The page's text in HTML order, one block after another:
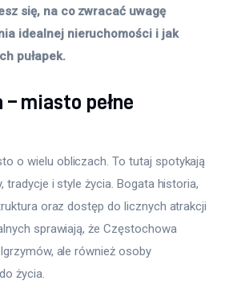
się, na co zwracać uwagę
idealnej nieruchomości i jak
pułapek.
miasto pełne
o wielu obliczach. To tutaj spotykają
tradycje i style życia. Bogata historia,
oraz dostęp do licznych atrakcji
sprawiają, że Częstochowa
ale również osoby
życia.